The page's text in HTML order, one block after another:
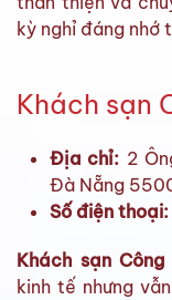
kỳ nghỉ đáng nhớ
Khách sạn
Địa chỉ: 2
Đà Nẵng
Số điện thoại:
Khách sạn
kinh tế nhưng